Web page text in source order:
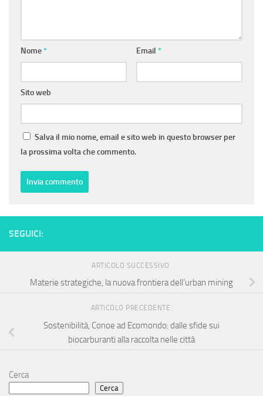
Nome* Email *
Sito web
Salva il mio nome, email e sito web in questo browser per
la prossima volta che commento.
SEGUICI:
ARTICOLO SUCCESSIVO
Materie strategiche, la nuova frontiera dell’urban mining
ARTICOLO PRECEDENTE
Sostenibilità, Conoe ad Ecomondo: dalle sfide sui
biocarburanti alla raccolta nelle città
Cerca
Cerca